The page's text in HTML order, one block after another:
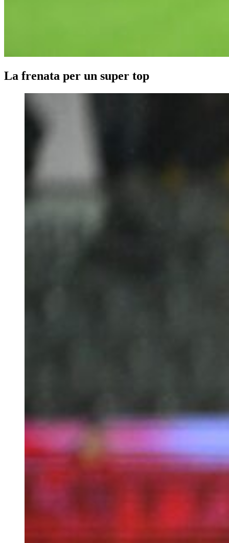
La frenata per un super top